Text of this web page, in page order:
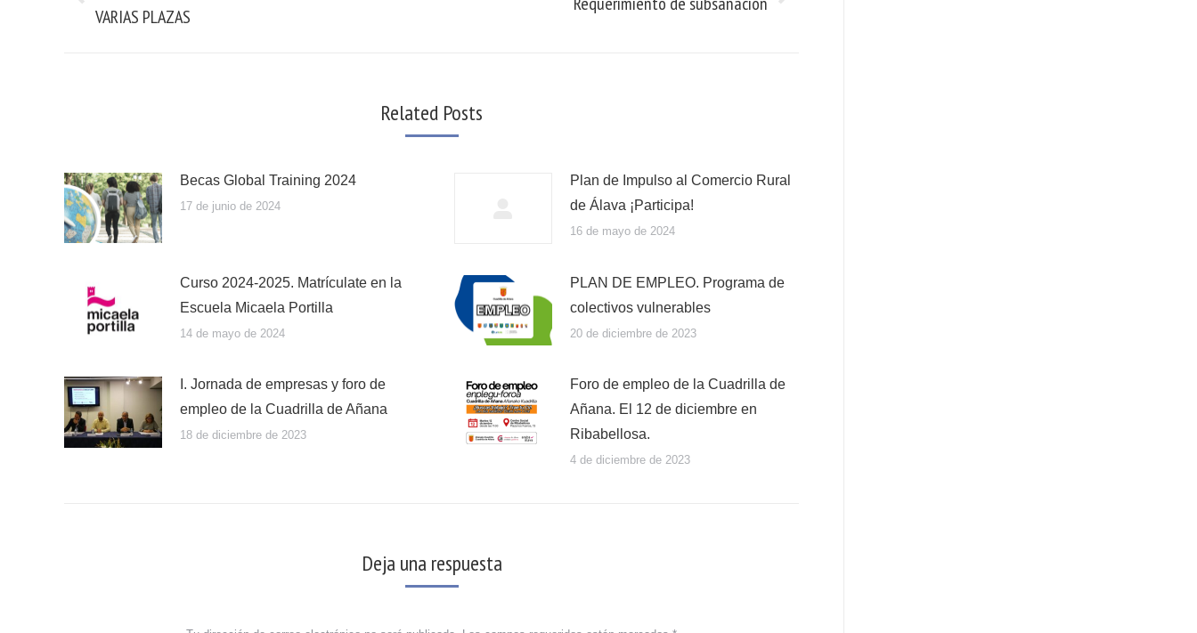
VARIAS PLAZAS
Related Posts
Becas Global Training 2024
17 de junio de 2024
Plan de Impulso al Comercio Rural
de Álava ¡Participa!
16 de mayo de 2024
Curso 2024-2025. Matrículate en la
Escuela Micaela Portilla
14 de mayo de 2024
PLAN DE EMPLEO. Programa de
colectivos vulnerables
20 de diciembre de 2023
I. Jornada de empresas y foro de
empleo de la Cuadrilla de Añana
18 de diciembre de 2023
Foro de empleo de la Cuadrilla de
Añana. El 12 de diciembre en
Ribabellosa.
4 de diciembre de 2023
Deja una respuesta